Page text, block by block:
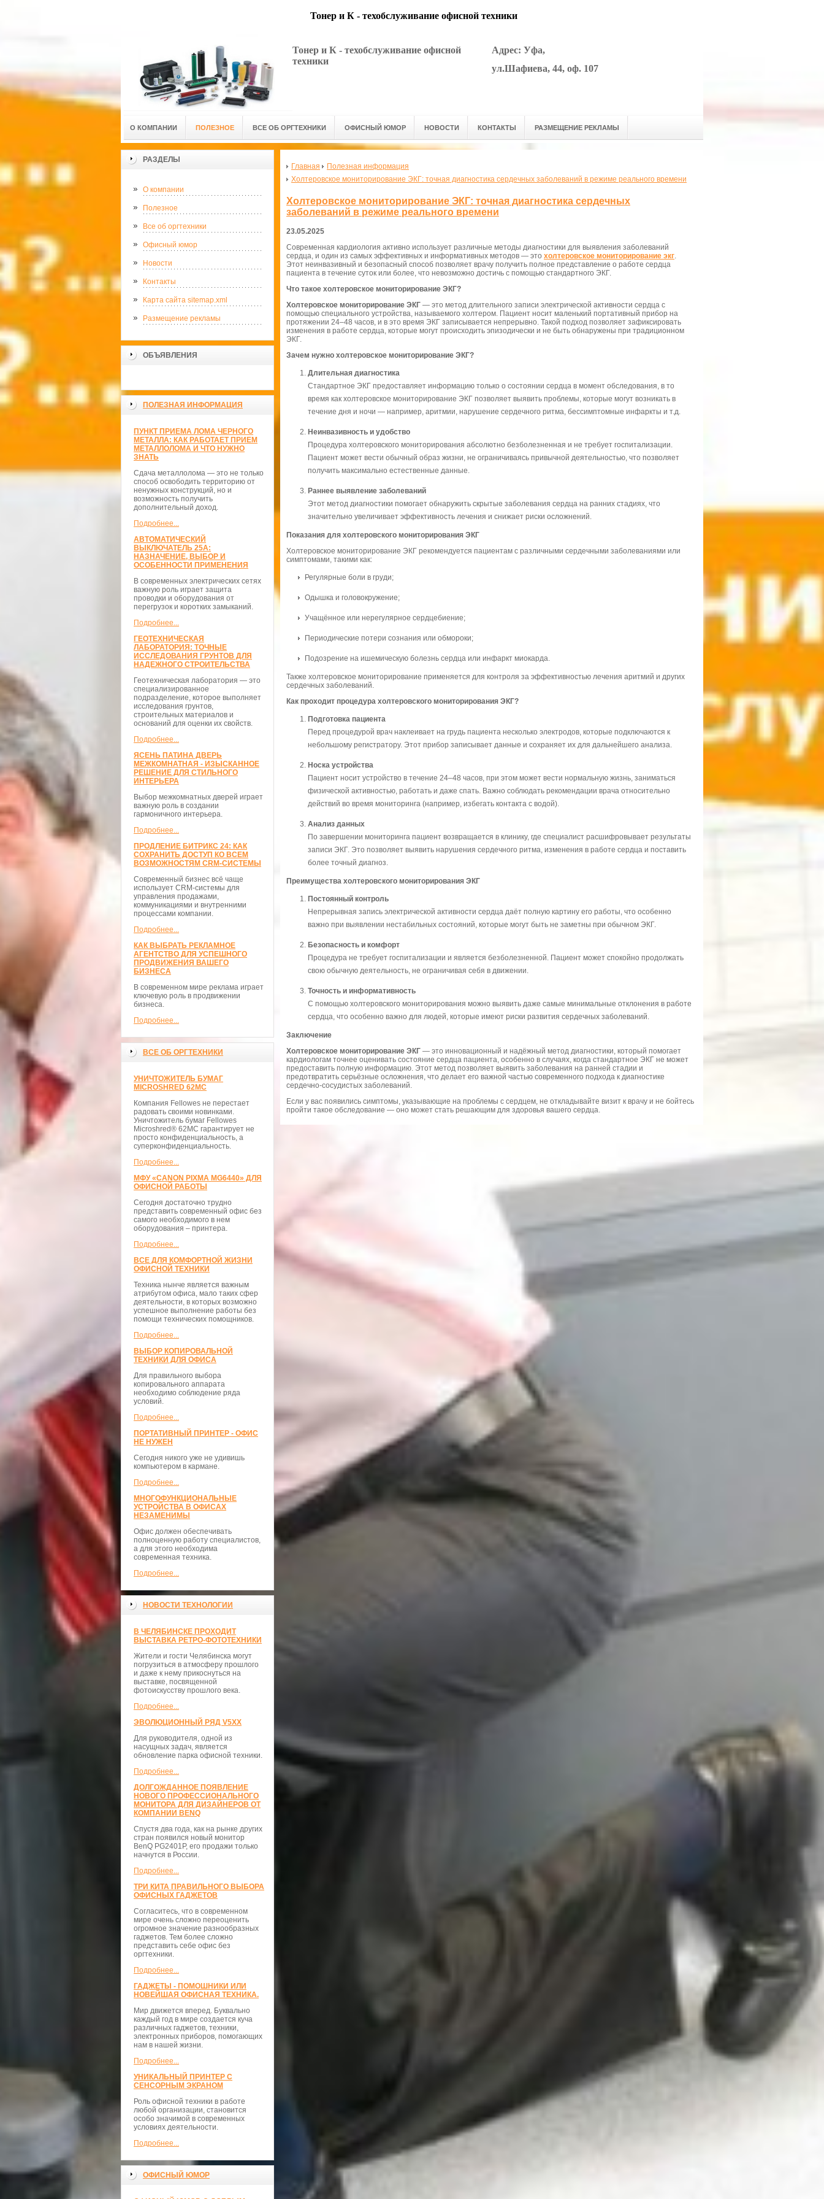
Тонер и К - техобслуживание офисной техники
Тонер и К - техобслуживание офисной
техники
Адрес: Уфа,
ул.Шафиева, 44, оф. 107
О КОМПАНИИ ПОЛЕЗНОЕ ВСЕ ОБ ОРГТЕХНИКИ ОФИСНЫЙ ЮМОР НОВОСТИ КОНТАКТЫ РАЗМЕЩЕНИЕ РЕКЛАМЫ
РАЗДЕЛЫ
О компании
Полезное
Все об оргтехники
Офисный юмор
Новости
Контакты
Карта сайта sitemap.xml
Размещение рекламы
ОБЪЯВЛЕНИЯ
ПОЛЕЗНАЯ ИНФОРМАЦИЯ
ПУНКТ ПРИЕМА ЛОМА ЧЕРНОГО
МЕТАЛЛА: КАК РАБОТАЕТ ПРИЕМ
МЕТАЛЛОЛОМА И ЧТО НУЖНО
ЗНАТЬ
Сдача металлолома — это не только
способ освободить территорию от
ненужных конструкций, но и
возможность получить
дополнительный доход.
Подробнее...
АВТОМАТИЧЕСКИЙ
ВЫКЛЮЧАТЕЛЬ 25А:
НАЗНАЧЕНИЕ, ВЫБОР И
ОСОБЕННОСТИ ПРИМЕНЕНИЯ
В современных электрических сетях
важную роль играет защита
проводки и оборудования от
перегрузок и коротких замыканий.
Подробнее...
ГЕОТЕХНИЧЕСКАЯ
ЛАБОРАТОРИЯ: ТОЧНЫЕ
ИССЛЕДОВАНИЯ ГРУНТОВ ДЛЯ
НАДЕЖНОГО СТРОИТЕЛЬСТВА
Геотехническая лаборатория — это
специализированное
подразделение, которое выполняет
исследования грунтов,
строительных материалов и
оснований для оценки их свойств.
Подробнее...
ЯСЕНЬ ПАТИНА ДВЕРЬ
МЕЖКОМНАТНАЯ - ИЗЫСКАННОЕ
РЕШЕНИЕ ДЛЯ СТИЛЬНОГО
ИНТЕРЬЕРА
Выбор межкомнатных дверей играет
важную роль в создании
гармоничного интерьера.
Подробнее...
ПРОДЛЕНИЕ БИТРИКС 24: КАК
СОХРАНИТЬ ДОСТУП КО ВСЕМ
ВОЗМОЖНОСТЯМ CRM-СИСТЕМЫ
Современный бизнес всё чаще
использует CRM-системы для
управления продажами,
коммуникациями и внутренними
процессами компании.
Подробнее...
КАК ВЫБРАТЬ РЕКЛАМНОЕ
АГЕНТСТВО ДЛЯ УСПЕШНОГО
ПРОДВИЖЕНИЯ ВАШЕГО
БИЗНЕСА
В современном мире реклама играет
ключевую роль в продвижении
бизнеса.
Подробнее...
ВСЕ ОБ ОРГТЕХНИКИ
УНИЧТОЖИТЕЛЬ БУМАГ
MICROSHRED 62MС
Компания Fellowes не перестает
радовать своими новинками.
Уничтожитель бумаг Fellowes
Microshred® 62MС гарантирует не
просто конфиденциальность, а
суперконфиденциальность.
Подробнее...
МФУ «CANON PIXMA MG6440» ДЛЯ
ОФИСНОЙ РАБОТЫ
Сегодня достаточно трудно
представить современный офис без
самого необходимого в нем
оборудования – принтера.
Подробнее...
ВСЕ ДЛЯ КОМФОРТНОЙ ЖИЗНИ
ОФИСНОЙ ТЕХНИКИ
Техника нынче является важным
атрибутом офиса, мало таких сфер
деятельности, в которых возможно
успешное выполнение работы без
помощи технических помощников.
Подробнее...
ВЫБОР КОПИРОВАЛЬНОЙ
ТЕХНИКИ ДЛЯ ОФИСА
Для правильного выбора
копировального аппарата
необходимо соблюдение ряда
условий.
Подробнее...
ПОРТАТИВНЫЙ ПРИНТЕР - ОФИС
НЕ НУЖЕН
Сегодня никого уже не удивишь
компьютером в кармане.
Подробнее...
МНОГОФУНКЦИОНАЛЬНЫЕ
УСТРОЙСТВА В ОФИСАХ
НЕЗАМЕНИМЫ
Офис должен обеспечивать
полноценную работу специалистов,
а для этого необходима
современная техника.
Подробнее...
НОВОСТИ ТЕХНОЛОГИИ
В ЧЕЛЯБИНСКЕ ПРОХОДИТ
ВЫСТАВКА РЕТРО-ФОТОТЕХНИКИ
Жители и гости Челябинска могут
погрузиться в атмосферу прошлого
и даже к нему прикоснуться на
выставке, посвященной
фотоискусству прошлого века.
Подробнее...
ЭВОЛЮЦИОННЫЙ РЯД V5XX
Для руководителя, одной из
насущных задач, является
обновление парка офисной техники.
Подробнее...
ДОЛГОЖДАННОЕ ПОЯВЛЕНИЕ
НОВОГО ПРОФЕССИОНАЛЬНОГО
МОНИТОРА ДЛЯ ДИЗАЙНЕРОВ ОТ
КОМПАНИИ BENQ
Спустя два года, как на рынке других
стран появился новый монитор
BenQ PG2401P, его продажи только
начнутся в России.
Подробнее...
ТРИ КИТА ПРАВИЛЬНОГО ВЫБОРА
ОФИСНЫХ ГАДЖЕТОВ
Согласитесь, что в современном
мире очень сложно переоценить
огромное значение разнообразных
гаджетов. Тем более сложно
представить себе офис без
оргтехники.
Подробнее...
ГАДЖЕТЫ - ПОМОШНИКИ ИЛИ
НОВЕЙШАЯ ОФИСНАЯ ТЕХНИКА.
Мир движется вперед. Буквально
каждый год в мире создается куча
различных гаджетов, техники,
электронных приборов, помогающих
нам в нашей жизни.
Подробнее...
УНИКАЛЬНЫЙ ПРИНТЕР С
СЕНСОРНЫМ ЭКРАНОМ
Роль офисной техники в работе
любой организации, становится
особо значимой в современных
условиях деятельности.
Подробнее...
ОФИСНЫЙ ЮМОР
Главная
Полезная информация
Холтеровское мониторирование ЭКГ: точная диагностика сердечных заболеваний в режиме реального времени
Холтеровское мониторирование ЭКГ: точная диагностика сердечных
заболеваний в режиме реального времени
23.05.2025
Современная кардиология активно использует различные методы диагностики для выявления заболеваний
сердца, и один из самых эффективных и информативных методов — это холтеровское мониторирование экг.
Этот неинвазивный и безопасный способ позволяет врачу получить полное представление о работе сердца
пациента в течение суток или более, что невозможно достичь с помощью стандартного ЭКГ.
Что такое холтеровское мониторирование ЭКГ?
Холтеровское мониторирование ЭКГ — это метод длительного записи электрической активности сердца с
помощью специального устройства, называемого холтером. Пациент носит маленький портативный прибор на
протяжении 24–48 часов, и в это время ЭКГ записывается непрерывно. Такой подход позволяет зафиксировать
изменения в работе сердца, которые могут происходить эпизодически и не быть обнаружены при традиционном
ЭКГ.
Зачем нужно холтеровское мониторирование ЭКГ?
Длительная диагностика
Стандартное ЭКГ предоставляет информацию только о состоянии сердца в момент обследования, в то
время как холтеровское мониторирование ЭКГ позволяет выявить проблемы, которые могут возникать в
течение дня и ночи — например, аритмии, нарушение сердечного ритма, бессимптомные инфаркты и т.д.
Неинвазивность и удобство
Процедура холтеровского мониторирования абсолютно безболезненная и не требует госпитализации.
Пациент может вести обычный образ жизни, не ограничиваясь привычной деятельностью, что позволяет
получить максимально естественные данные.
Раннее выявление заболеваний
Этот метод диагностики помогает обнаружить скрытые заболевания сердца на ранних стадиях, что
значительно увеличивает эффективность лечения и снижает риски осложнений.
Показания для холтеровского мониторирования ЭКГ
Холтеровское мониторирование ЭКГ рекомендуется пациентам с различными сердечными заболеваниями или
симптомами, такими как:
Регулярные боли в груди;
Одышка и головокружение;
Учащённое или нерегулярное сердцебиение;
Периодические потери сознания или обмороки;
Подозрение на ишемическую болезнь сердца или инфаркт миокарда.
Также холтеровское мониторирование применяется для контроля за эффективностью лечения аритмий и других
сердечных заболеваний.
Как проходит процедура холтеровского мониторирования ЭКГ?
Подготовка пациента
Перед процедурой врач наклеивает на грудь пациента несколько электродов, которые подключаются к
небольшому регистратору. Этот прибор записывает данные и сохраняет их для дальнейшего анализа.
Носка устройства
Пациент носит устройство в течение 24–48 часов, при этом может вести нормальную жизнь, заниматься
физической активностью, работать и даже спать. Важно соблюдать рекомендации врача относительно
действий во время мониторинга (например, избегать контакта с водой).
Анализ данных
По завершении мониторинга пациент возвращается в клинику, где специалист расшифровывает результаты
записи ЭКГ. Это позволяет выявить нарушения сердечного ритма, изменения в работе сердца и поставить
более точный диагноз.
Преимущества холтеровского мониторирования ЭКГ
Постоянный контроль
Непрерывная запись электрической активности сердца даёт полную картину его работы, что особенно
важно при выявлении нестабильных состояний, которые могут быть не заметны при обычном ЭКГ.
Безопасность и комфорт
Процедура не требует госпитализации и является безболезненной. Пациент может спокойно продолжать
свою обычную деятельность, не ограничивая себя в движении.
Точность и информативность
С помощью холтеровского мониторирования можно выявить даже самые минимальные отклонения в работе
сердца, что особенно важно для людей, которые имеют риски развития сердечных заболеваний.
Заключение
Холтеровское мониторирование ЭКГ — это инновационный и надёжный метод диагностики, который помогает
кардиологам точнее оценивать состояние сердца пациента, особенно в случаях, когда стандартное ЭКГ не может
предоставить полную информацию. Этот метод позволяет выявить заболевания на ранней стадии и
предотвратить серьёзные осложнения, что делает его важной частью современного подхода к диагностике
сердечно-сосудистых заболеваний.
Если у вас появились симптомы, указывающие на проблемы с сердцем, не откладывайте визит к врачу и не бойтесь
пройти такое обследование — оно может стать решающим для здоровья вашего сердца.